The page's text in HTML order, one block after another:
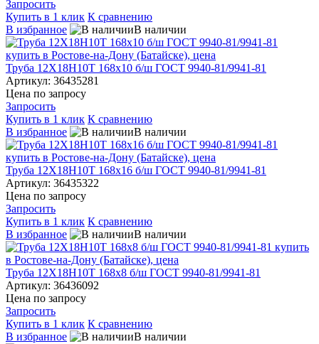
Запросить
Купить в 1 клик К сравнению
В избранное
В наличии
Труба 12Х18Н10Т 168х10 б/ш ГОСТ 9940-81/9941-81
Артикул: 36435281
Цена по запросу
Запросить
Купить в 1 клик К сравнению
В избранное
В наличии
Труба 12Х18Н10Т 168х16 б/ш ГОСТ 9940-81/9941-81
Артикул: 36435322
Цена по запросу
Запросить
Купить в 1 клик К сравнению
В избранное
В наличии
Труба 12Х18Н10Т 168х8 б/ш ГОСТ 9940-81/9941-81
Артикул: 36436092
Цена по запросу
Запросить
Купить в 1 клик К сравнению
В избранное
В наличии